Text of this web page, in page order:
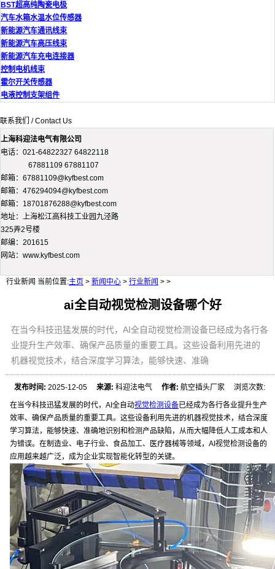
BST超高纯陶瓷电极
汽车水箱水温水位传感器
新能源汽车通讯线束
新能源汽车高压线束
新能源汽车充电连接器
控制电机线束
霍尔开关传感器
电液控制支架组件
联系我们 / Contact Us
上海科迎法电气有限公司
电话：021-64822327 64822118
67881109 67881107
邮箱：67881109@kyfbest.com
邮箱：476294094@kyfbest.com
邮箱：18701876288@kyfbest.com
地址：上海松江高科技工业园九泾路
325弄2号楼
邮编：201615
网站：www.kyfbest.com
行业新闻 当前位置:主页 > 新闻中心 > 行业新闻 > >
ai全自动视觉检测设备哪个好
在当今科技迅猛发展的时代，AI全自动视觉检测设备已经成为各行各
业提升生产效率、确保产品质量的重要工具。这些设备利用先进的
机器视觉技术，结合深度学习算法，能够快速、准确
发布时间: 2025-12-05来源: 科迎法电气作者: 航空插头厂家 浏览次数:
在当今科技迅猛发展的时代，AI全自动视觉检测设备已经成为各行各业提升生产
效率、确保产品质量的重要工具。这些设备利用先进的机器视觉技术，结合深度
学习算法，能够快速、准确地识别和检测产品缺陷，从而大幅降低人工成本和人
为错误。在制造业、电子行业、食品加工、医疗器械等领域，AI视觉检测设备的
应用越来越广泛，成为企业实现智能化转型的关键。